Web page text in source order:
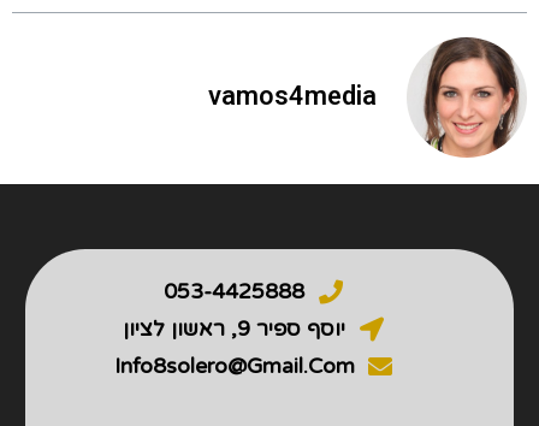
vamos4media
053-4425888
יוסף ספיר 9, ראשון לציון
Info8solero@gmail.com